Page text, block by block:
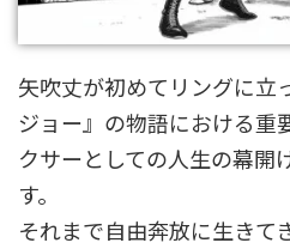
矢吹丈が初めてリングに立
ジョー』の物語における重
クサーとしての人生の幕開
す。
それまで自由奔放に生きて